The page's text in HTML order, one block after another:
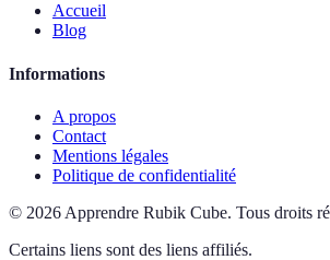
Accueil
Blog
Informations
A propos
Contact
Mentions légales
Politique de confidentialité
© 2026 Apprendre Rubik Cube. Tous droits
Certains liens sont des liens affiliés.